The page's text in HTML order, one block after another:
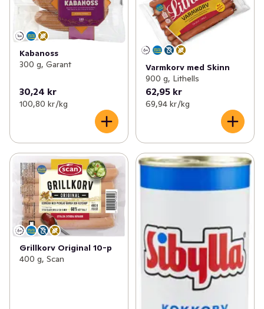
Kabanoss
300 g, Garant
30,24 kr
100,80 kr /kg
Varmkorv med Skinn
900 g, Lithells
62,95 kr
69,94 kr /kg
Grillkorv Original 10-p
400 g, Scan